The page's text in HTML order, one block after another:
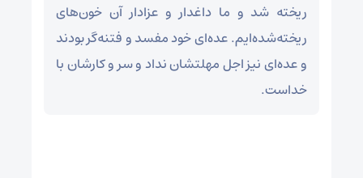
ریخته شد و ما داغدار و عزادار آن خون‌های
ریخته‌شده‌ایم. عده‌ای خود مفسد و فتنه‌گر بودند
و عده‌ای نیز اجل مهلتشان نداد و سر و کارشان با
خداست.